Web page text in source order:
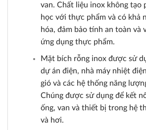
van. Chất liệu inox không tạo
học với thực phẩm và có khả
hóa, đảm bảo tính an toàn và
ứng dụng thực phẩm.
Mặt bích rỗng inox được sử
dự án điện, nhà máy nhiệt
gió và các hệ thống năng
Chúng được sử dụng để kết
ống, van và thiết bị trong hệ
và hơi.